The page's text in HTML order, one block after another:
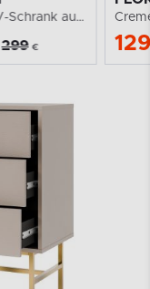
Breiter TV-Schrank auf goldenen Beinen
299 € 129